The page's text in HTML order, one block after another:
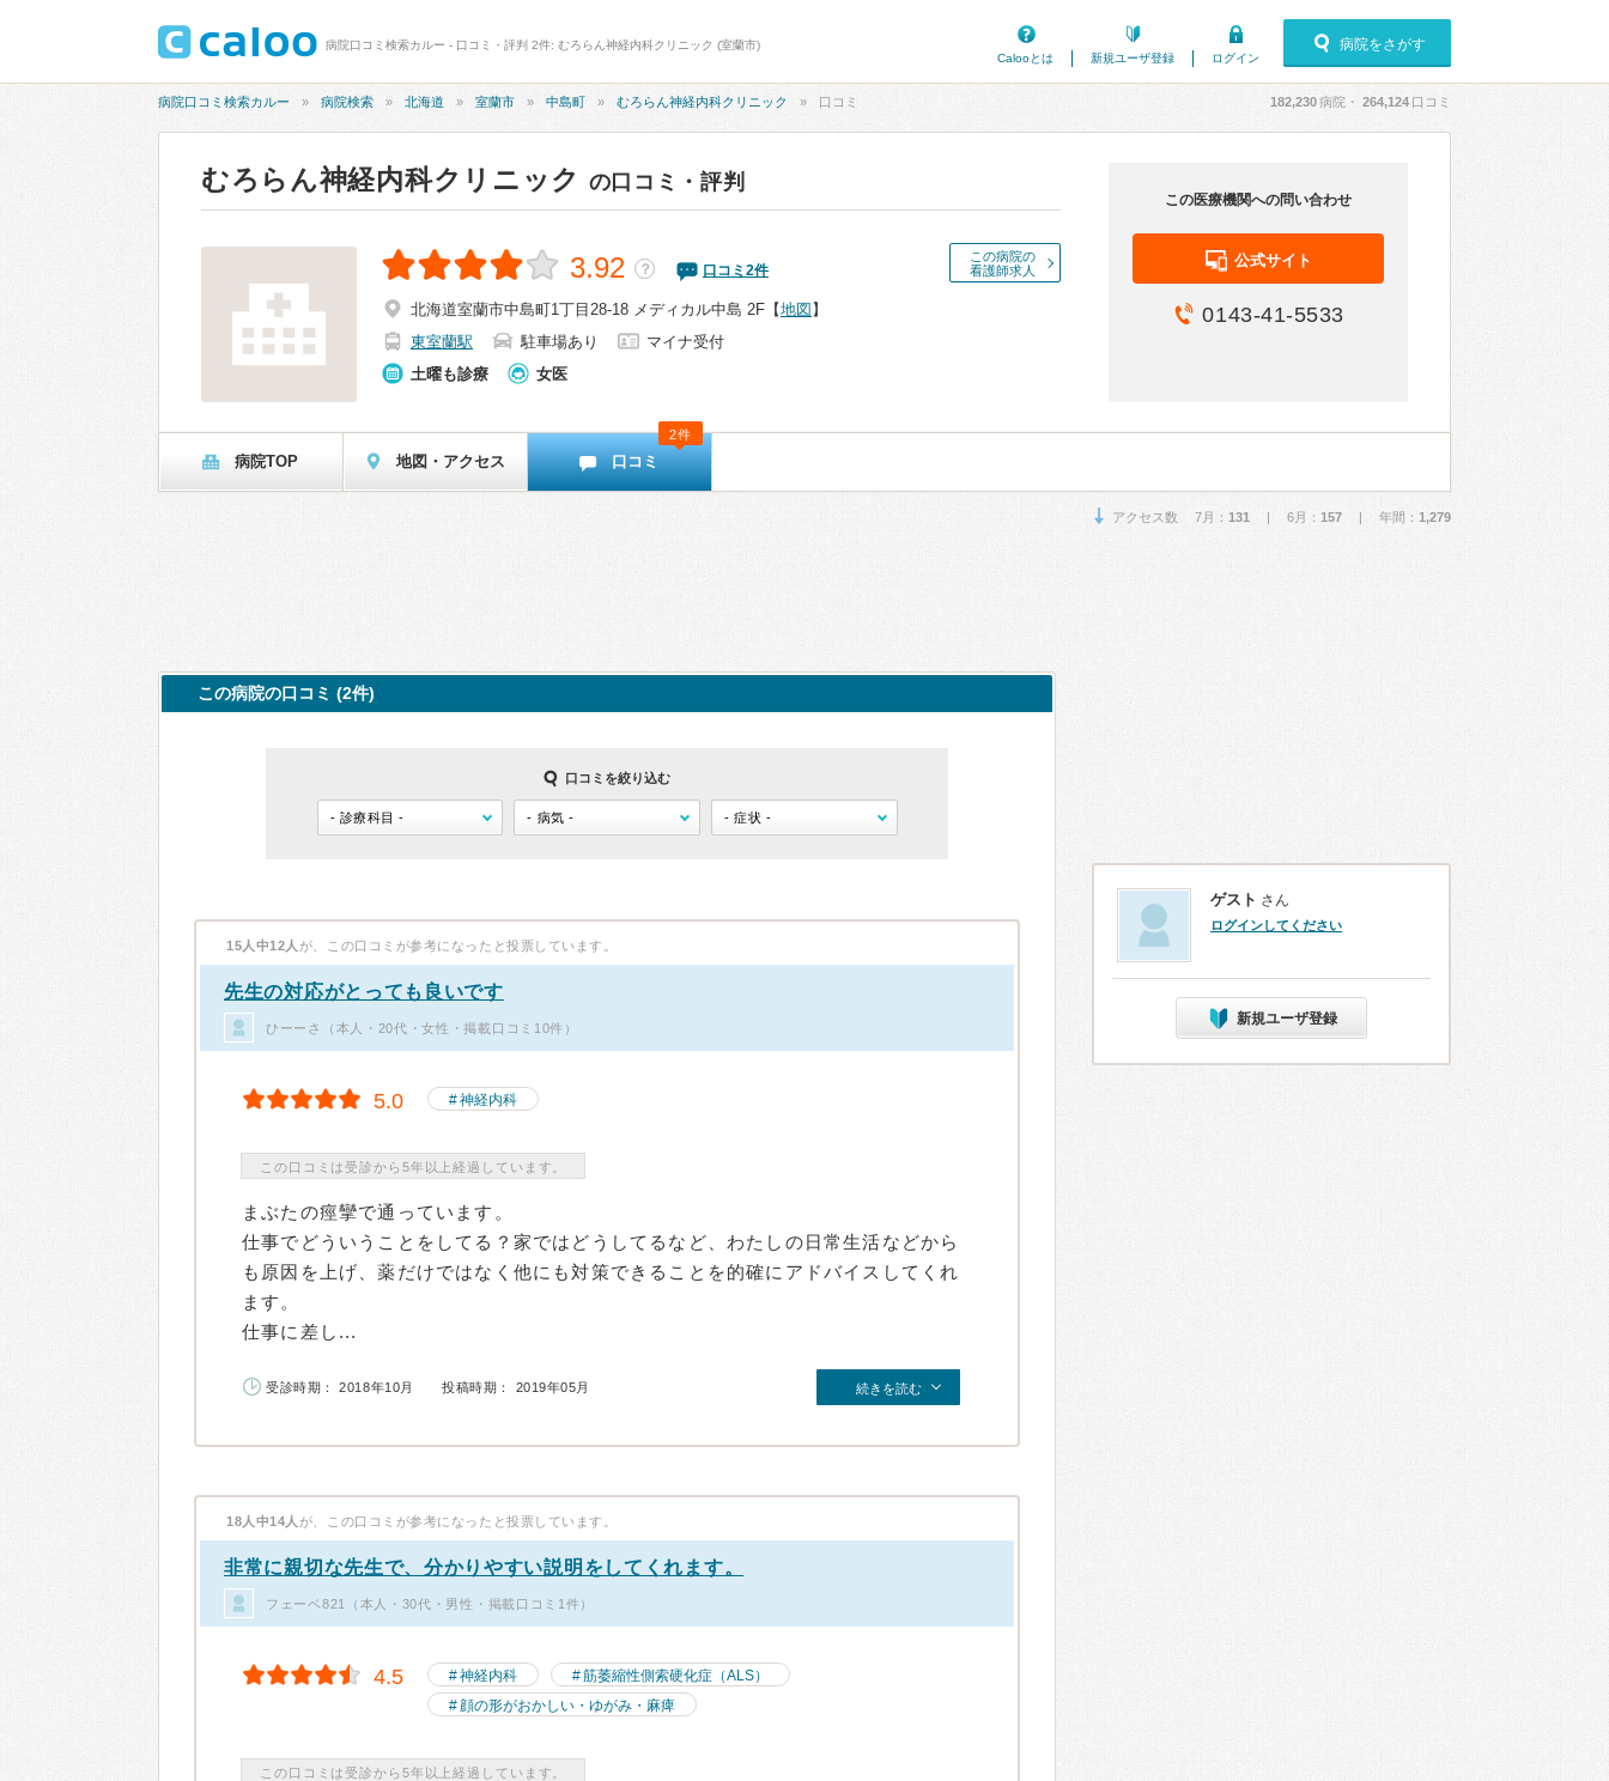
病院口コミ検索カルー - 口コミ・評判 2件: むろらん神経内科クリニック (室蘭市)
Calooとは
新規ユーザ登録 ログイン
病院をさがす
病院口コミ検索カルー 病院検索 北海道 室蘭市 中島町 むろらん神経内科クリニック 口コミ 182,230病院・ 264,124 口コミ
むろらん神経内科クリニック の口コミ・評判
この病院の
看護師求人
3.92 ？ 口コミ 2件
北海道室蘭市中島町1丁目28-18 メディカル中島 2F 【地図 】
東室蘭駅
駐車場あり
マイナ受付
土曜も診療
女医
この医療機関への問い合わせ
公式サイト
0143-41-5533
病院TOP 地図・アクセス 口コミ
2件
アクセス数 7月： 131 | 6月： 157 | 年間： 1,279
この病院の口コミ (2件)
口コミを絞り込む
15人中12人 が、この口コミが参考になったと投票しています。
先生の対応がとっても良いです
ひーーさ（本人・20代・女性・掲載口コミ10件）
5.0 神経内科
この口コミは受診から5年以上経過しています。
まぶたの痙攣で通っています。
仕事でどういうことをしてる？家ではどうしてるなど、わたしの日常生活などから
も原因を上げ、薬だけではなく他にも対策できることを的確にアドバイスしてくれ
ます。
仕事に差し...
受診時期： 2018年10月 投稿時期： 2019年05月 続きを読む
18人中14人 が、この口コミが参考になったと投票しています。
非常に親切な先生で、分かりやすい説明をしてくれます。
フェーベ821（本人・30代・男性・掲載口コミ1件）
4.5 神経内科
筋萎縮性側索硬化症（ALS）
顔の形がおかしい・ゆがみ・麻痺
この口コミは受診から5年以上経過しています。
ゲスト さん
ログインしてください
新規ユーザ登録